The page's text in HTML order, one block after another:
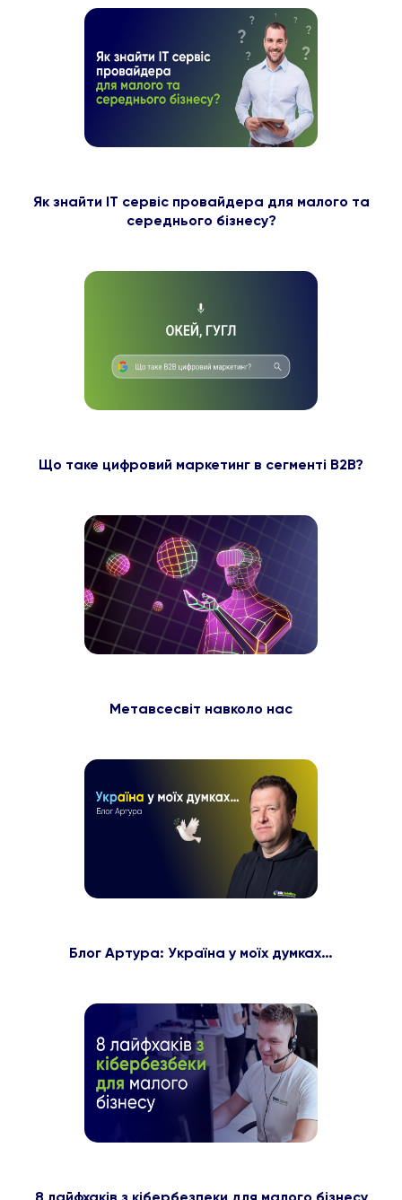
Як знайти ІТ сервіс провайдера для малого та
середнього бізнесу?
Що таке цифровий маркетинг в сегменті B2B?
Метавсесвіт навколо нас
Блог Артура: Україна у моїх думках…